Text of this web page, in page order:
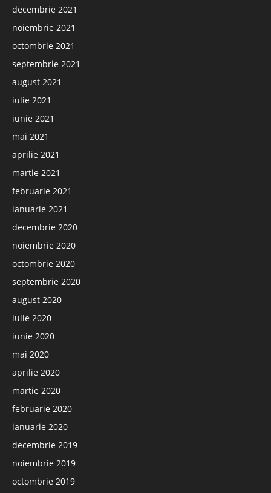
decembrie 2021
noiembrie 2021
octombrie 2021
septembrie 2021
august 2021
iulie 2021
iunie 2021
mai 2021
aprilie 2021
martie 2021
februarie 2021
ianuarie 2021
decembrie 2020
noiembrie 2020
octombrie 2020
septembrie 2020
august 2020
iulie 2020
iunie 2020
mai 2020
aprilie 2020
martie 2020
februarie 2020
ianuarie 2020
decembrie 2019
noiembrie 2019
octombrie 2019